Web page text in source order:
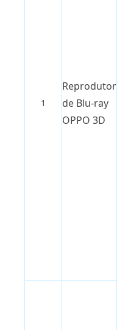
1
Reprodutor
de Blu-ray
OPPO 3D